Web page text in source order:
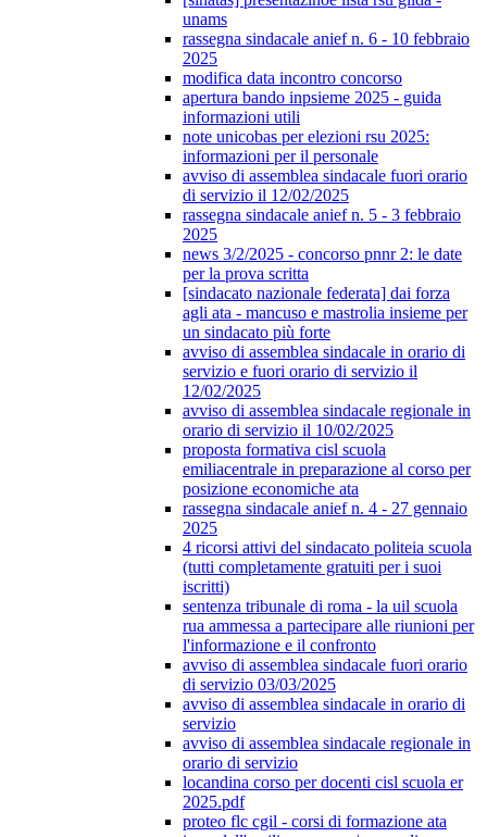
unams
rassegna sindacale anief n. 6 - 10 febbraio
2025
modifica data incontro concorso
apertura bando inpsieme 2025 - guida
informazioni utili
note unicobas per elezioni rsu 2025:
informazioni per il personale
avviso di assemblea sindacale fuori orario
di servizio il 12/02/2025
rassegna sindacale anief n. 5 - 3 febbraio
2025
news 3/2/2025 - concorso pnnr 2: le date
per la prova scritta
[sindacato nazionale federata] dai forza
agli ata - mancuso e mastrolia insieme per
un sindacato più forte
avviso di assemblea sindacale in orario di
servizio e fuori orario di servizio il
12/02/2025
avviso di assemblea sindacale regionale in
orario di servizio il 10/02/2025
proposta formativa cisl scuola
emiliacentrale in preparazione al corso per
posizione economiche ata
rassegna sindacale anief n. 4 - 27 gennaio
2025
4 ricorsi attivi del sindacato politeia scuola
(tutti completamente gratuiti per i suoi
iscritti)
sentenza tribunale di roma - la uil scuola
rua ammessa a partecipare alle riunioni per
l'informazione e il confronto
avviso di assemblea sindacale fuori orario
di servizio 03/03/2025
avviso di assemblea sindacale in orario di
servizio
avviso di assemblea sindacale regionale in
orario di servizio
locandina corso per docenti cisl scuola er
2025.pdf
proteo flc cgil - corsi di formazione ata